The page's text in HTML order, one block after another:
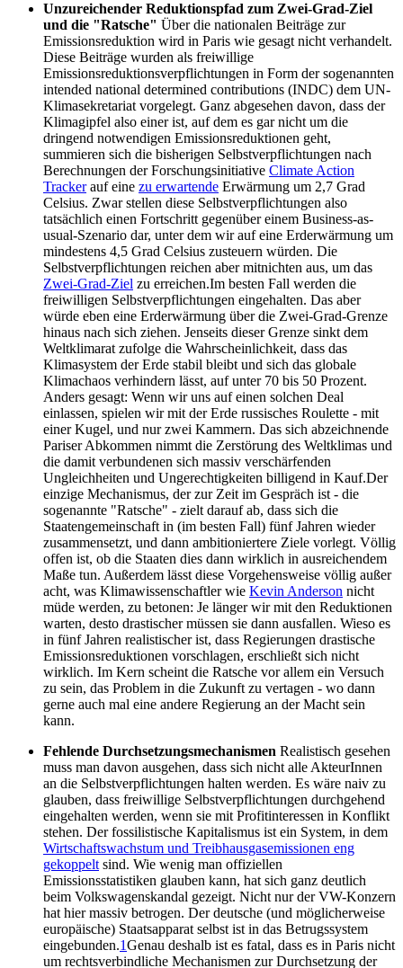
Unzureichender Reduktionspfad zum Zwei-Grad-Ziel
und die "Ratsche" Über die nationalen Beiträge zur
Emissionsreduktion wird in Paris wie gesagt nicht verhandelt.
Diese Beiträge wurden als freiwillige
Emissionsreduktionsverpflichtungen in Form der sogenannten
intended national determined contributions (INDC) dem UN-
Klimasekretariat vorgelegt. Ganz abgesehen davon, dass der
Klimagipfel also einer ist, auf dem es gar nicht um die
dringend notwendigen Emissionsreduktionen geht,
summieren sich die bisherigen Selbstverpflichtungen nach
Berechnungen der Forschungsinitiative Climate Action
Trackerauf eine zu erwartende Erwärmung um 2,7 Grad
Celsius. Zwar stellen diese Selbstverpflichtungen also
tatsächlich einen Fortschritt gegenüber einem Business-as-
usual-Szenario dar, unter dem wir auf eine Erderwärmung um
mindestens 4,5 Grad Celsius zusteuern würden. Die
Selbstverpflichtungen reichen aber mitnichten aus, um das
Zwei-Grad-Ziel zu erreichen.Im besten Fall werden die
freiwilligen Selbstverpflichtungen eingehalten. Das aber
würde eben eine Erderwärmung über die Zwei-Grad-Grenze
hinaus nach sich ziehen. Jenseits dieser Grenze sinkt dem
Weltklimarat zufolge die Wahrscheinlichkeit, dass das
Klimasystem der Erde stabil bleibt und sich das globale
Klimachaos verhindern lässt, auf unter 70 bis 50 Prozent.
Anders gesagt: Wenn wir uns auf einen solchen Deal
einlassen, spielen wir mit der Erde russisches Roulette - mit
einer Kugel, und nur zwei Kammern. Das sich abzeichnende
Pariser Abkommen nimmt die Zerstörung des Weltklimas und
die damit verbundenen sich massiv verschärfenden
Ungleichheiten und Ungerechtigkeiten billigend in Kauf.Der
einzige Mechanismus, der zur Zeit im Gespräch ist - die
sogenannte "Ratsche" - zielt darauf ab, dass sich die
Staatengemeinschaft in (im besten Fall) fünf Jahren wieder
zusammensetzt, und dann ambitioniertere Ziele vorlegt. Völlig
offen ist, ob die Staaten dies dann wirklich in ausreichendem
Maße tun. Außerdem lässt diese Vorgehensweise völlig außer
acht, was Klimawissenschaftler wie Kevin Anderson nicht
müde werden, zu betonen: Je länger wir mit den Reduktionen
warten, desto drastischer müssen sie dann ausfallen. Wieso es
in fünf Jahren realistischer ist, dass Regierungen drastische
Emissionsreduktionen vorschlagen, erschließt sich nicht
wirklich. Im Kern scheint die Ratsche vor allem ein Versuch
zu sein, das Problem in die Zukunft zu vertagen - wo dann
gerne auch mal eine andere Regierung an der Macht sein
kann.
Fehlende Durchsetzungsmechanismen Realistisch gesehen
muss man davon ausgehen, dass sich nicht alle AkteurInnen
an die Selbstverpflichtungen halten werden. Es wäre naiv zu
glauben, dass freiwillige Selbstverpflichtungen durchgehend
eingehalten werden, wenn sie mit Profitinteressen in Konflikt
stehen. Der fossilistische Kapitalismus ist ein System, in dem
Wirtschaftswachstum und Treibhausgasemissionen eng
gekoppelt sind. Wie wenig man offiziellen
Emissionsstatistiken glauben kann, hat sich ganz deutlich
beim Volkswagenskandal gezeigt. Nicht nur der VW-Konzern
hat hier massiv betrogen. Der deutsche (und möglicherweise
europäische) Staatsapparat selbst ist in das Betrugssystem
eingebunden.1Genau deshalb ist es fatal, dass es in Paris nicht
um rechtsverbindliche Mechanismen zur Durchsetzung der